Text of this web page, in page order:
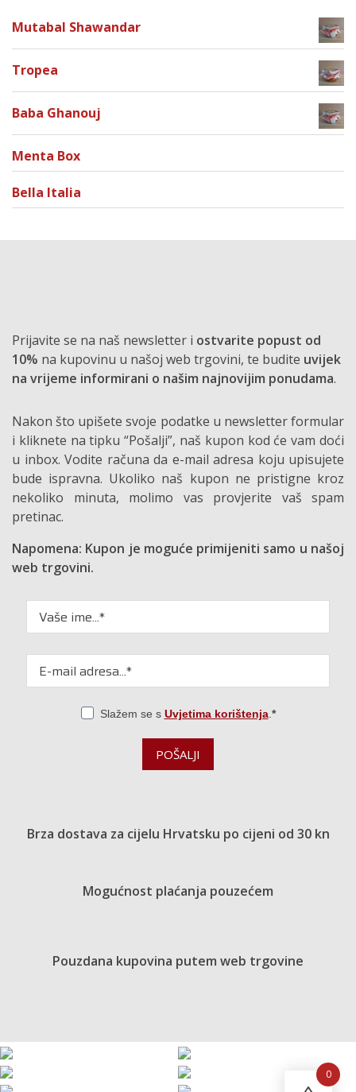
Mutabal Shawandar
Tropea
Baba Ghanouj
Menta Box
Bella Italia
Prijavite se na naš newsletter i ostvarite popust od
10% na kupovinu u našoj web trgovini, te budite uvijek
na vrijeme informirani o našim najnovijim ponudama.
Nakon što upišete svoje podatke u newsletter formular
i kliknete na tipku “Pošalji”, naš kupon kod će vam doći
u inbox. Vodite računa da e-mail adresa koju upisujete
bude ispravna. Ukoliko naš kupon ne pristigne kroz
nekoliko minuta, molimo vas provjerite vaš spam
pretinac.
Napomena: Kupon je moguće primijeniti samo u našoj
web trgovini.
Slažem se s Uvjetima korištenja.
POŠALJI
Brza dostava za cijelu Hrvatsku po cijeni od 30 kn
Mogućnost plaćanja pouzećem
Pouzdana kupovina putem web trgovine
0